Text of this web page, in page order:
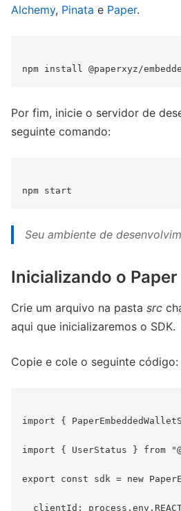
Alchemy, Pinata e Paper.
Por fim, inicie o servidor de
seguinte comando:
Seu ambiente de
Inicializando o Paper
Crie um arquivo na pasta src
aqui que inicializaremos o SDK.
Copie e cole o seguinte código:
import {
import { UserStatus } from
export const sdk = new
clientId: